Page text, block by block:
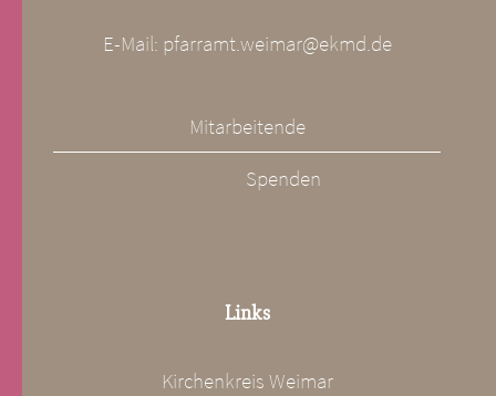
E-Mail: pfarramt.weimar@ekmd.de
Mitarbeitende
Spenden
Links
Kirchenkreis Weimar